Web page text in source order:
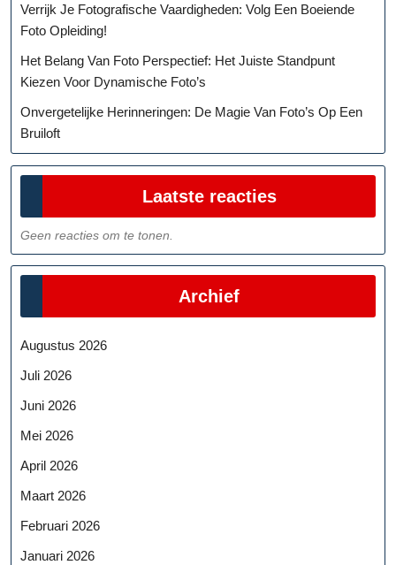
Verrijk Je Fotografische Vaardigheden: Volg Een Boeiende
Foto Opleiding!
Het Belang Van Foto Perspectief: Het Juiste Standpunt
Kiezen Voor Dynamische Foto’s
Onvergetelijke Herinneringen: De Magie Van Foto’s Op Een
Bruiloft
Laatste reacties
Geen reacties om te tonen.
Archief
Augustus 2026
Juli 2026
Juni 2026
Mei 2026
April 2026
Maart 2026
Februari 2026
Januari 2026